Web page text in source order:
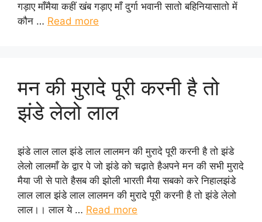
गड़ाए माँमैया कहीं खंब गड़ाए माँ दुर्गा भवानी सातो बहिनियासातो में
कौन … Read more
मन की मुरादे पूरी करनी है तो
झंडे लेलो लाल
झंडे लाल लाल झंडे लाल लालमन की मुरादे पूरी करनी है तो झंडे
लेलो लालमाँ के द्वार पे जो झंडे को चढ़ाते हैअपने मन की सभी मुरादे
मैया जी से पाते हैसब की झोली भारती मैया सबको करे निहालझंडे
लाल लाल झंडे लाल लालमन की मुरादे पूरी करनी है तो झंडे लेलो
लाल।। लाल ये … Read more